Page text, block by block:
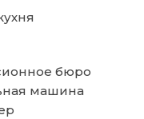
бюро
машина